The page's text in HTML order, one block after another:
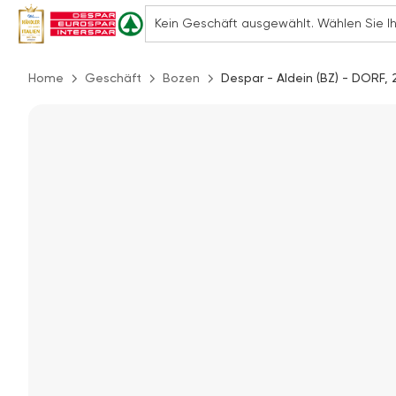
Home Geschäft Bozen Despar - Aldein (BZ) - DORF,